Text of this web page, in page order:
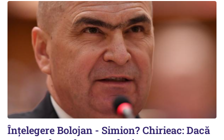
Înțelegere Bolojan - Simion? Chirieac: Dacă